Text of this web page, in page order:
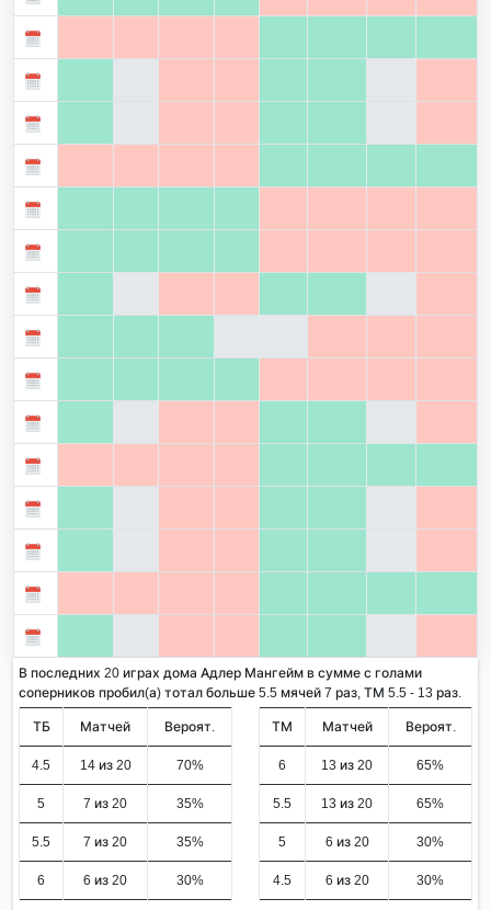
В последних 20 играх дома Адлер Мангейм в сумме с голами
соперников пробил(а) тотал больше 5.5 мячей 7 раз, ТМ 5.5 - 13 раз.
ТБ Матчей Вероят.
4.5 14 из 20 70%
5 7 из 20 35%
5.5 7 из 20 35%
6 6 из 20 30%
ТМ Матчей Вероят.
6 13 из 20 65%
5.5 13 из 20 65%
5 6 из 20 30%
4.5 6 из 20 30%